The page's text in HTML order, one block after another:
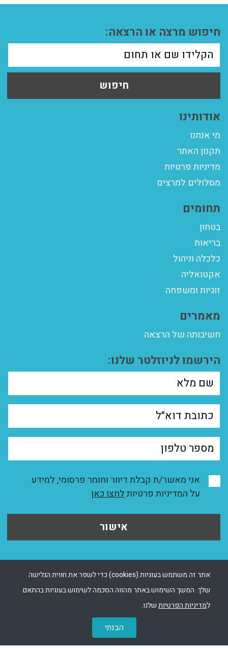
חיפוש מרצה או הרצאה:
חיפוש
אודותינו
מי אנחנו
תקנון האתר
מדיניות פרטיות
מסלולים למרצים
תחומים
בטחון
בריאות
כלכלה וניהול
אקטואליה
זוגיות ומשפחה
מאמרים
חשיבותה של הרצאה
הירשמו לניוזלטר שלנו:
אני מאשר/ת קבלת דיוור וחומר פרסומי, למידע
על המדיניות פרטיותלחצו כאן
אישור
אתר זה משתמש בעוגיות (cookies) כדי לשפר את חווית הגלישה
שלך. המשך השימוש באתר מהווה הסכמה לשימוש בעוגיות בהתאם
למדיניות הפרטיותשלנו.
הבנתי